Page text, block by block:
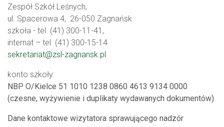
Zespół Szkół Leśnych,
ul. Spacerowa 4, 26-050 Zagnańsk
szkoła - tel. (41) 300-11-41,
internat – tel. (41) 300-15-14
sekretariat@zsl-zagnansk.pl
konto szkoły:
NBP O/Kielce 51 1010 1238 0860 4613 9134 0000
(czesne, wyżywienie i duplikaty wydawanych dokumentów)
Dane kontaktowe wizytatora sprawującego nadzór